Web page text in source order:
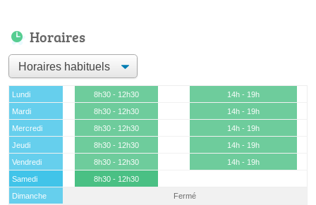
Horaires
Lundi 8h30 - 12h30
14h - 19h
Mardi
8h30 - 12h30
14h - 19h
Mercredi
8h30 - 12h30
14h - 19h
Jeudi
8h30 - 12h30
14h - 19h
Vendredi
8h30 - 12h30
14h - 19h
Samedi
8h30 - 12h30
Dimanche
Fermé